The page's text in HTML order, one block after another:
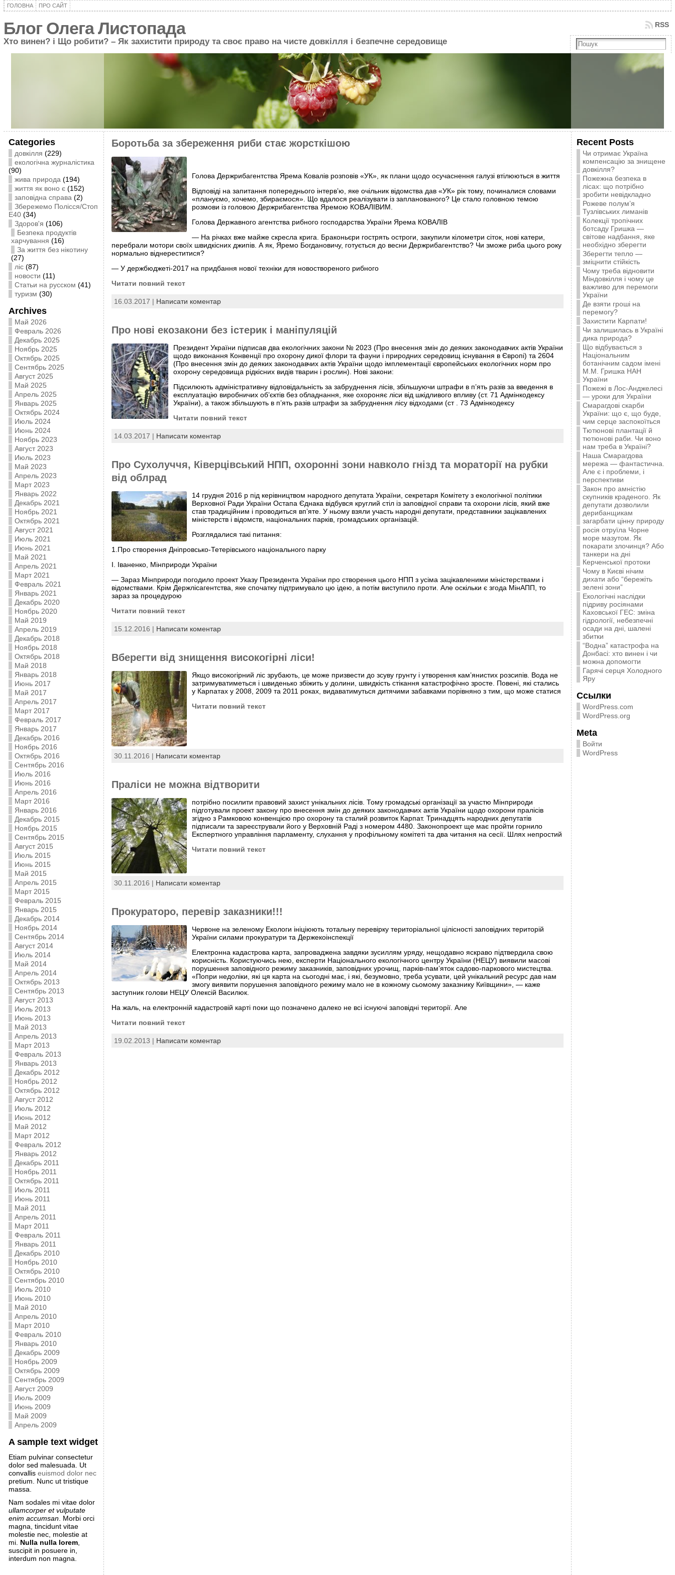
ГОЛОВНА ПРО САЙТ
Блог Олега Листопада
Хто винен? і Що робити? – Як захистити природу та своє право на чисте довкілля і безпечне середовище
RSS
Categories
довкілля (229)
екологічна журналістика
(90)
жива природа (194)
життя як воно є(152)
заповідна справа (2)
Збережемо Полісся/Стоп
Е40(34)
Здоров'я (106)
Безпека продуктів
харчування (16)
За життя без нікотину
(27)
ліс(87)
новости (11)
Статьи на русском (41)
туризм (30)
Archives
Май 2026
Февраль 2026
Декабрь 2025
Ноябрь 2025
Октябрь 2025
Сентябрь 2025
Август 2025
Май 2025
Апрель 2025
Январь 2025
Октябрь 2024
Июль 2024
Июнь 2024
Ноябрь 2023
Август 2023
Июль 2023
Май 2023
Апрель 2023
Март 2023
Январь 2022
Декабрь 2021
Ноябрь 2021
Октябрь 2021
Август 2021
Июль 2021
Июнь 2021
Май 2021
Апрель 2021
Март 2021
Февраль 2021
Январь 2021
Декабрь 2020
Ноябрь 2020
Май 2019
Апрель 2019
Декабрь 2018
Ноябрь 2018
Октябрь 2018
Май 2018
Январь 2018
Июнь 2017
Май 2017
Апрель 2017
Март 2017
Февраль 2017
Январь 2017
Декабрь 2016
Ноябрь 2016
Октябрь 2016
Сентябрь 2016
Июль 2016
Июнь 2016
Апрель 2016
Март 2016
Январь 2016
Декабрь 2015
Ноябрь 2015
Сентябрь 2015
Август 2015
Июль 2015
Июнь 2015
Май 2015
Апрель 2015
Март 2015
Февраль 2015
Январь 2015
Декабрь 2014
Ноябрь 2014
Сентябрь 2014
Август 2014
Июль 2014
Май 2014
Апрель 2014
Октябрь 2013
Сентябрь 2013
Август 2013
Июль 2013
Июнь 2013
Май 2013
Апрель 2013
Март 2013
Февраль 2013
Январь 2013
Декабрь 2012
Ноябрь 2012
Октябрь 2012
Август 2012
Июль 2012
Июнь 2012
Май 2012
Март 2012
Февраль 2012
Январь 2012
Декабрь 2011
Ноябрь 2011
Октябрь 2011
Июль 2011
Июнь 2011
Май 2011
Апрель 2011
Март 2011
Февраль 2011
Январь 2011
Декабрь 2010
Ноябрь 2010
Октябрь 2010
Сентябрь 2010
Июль 2010
Июнь 2010
Май 2010
Апрель 2010
Март 2010
Февраль 2010
Январь 2010
Декабрь 2009
Ноябрь 2009
Октябрь 2009
Сентябрь 2009
Август 2009
Июль 2009
Июнь 2009
Май 2009
Апрель 2009
A sample text widget
Etiam pulvinar consectetur
dolor sed malesuada. Ut
convallis euismod dolor nec
pretium. Nunc ut tristique
massa.
Nam sodales mi vitae dolor
ullamcorper et vulputate
enim accumsan. Morbi orci
magna, tincidunt vitae
molestie nec, molestie at
mi. Nulla nulla lorem,
suscipit in posuere in,
interdum non magna.
Боротьба за збереження риби стає жорсткішою
Голова Держрибагентства Ярема Ковалів розповів «УК», як плани щодо осучаснення галузі втілюються в життя
Відповіді на запитання попереднього інтерв’ю, яке очільник відомства дав «УК» рік тому, починалися словами
«плануємо, хочемо, збираємося». Що вдалося реалізувати із запланованого? Це стало головною темою
розмови із головою Держрибагентства Яремою КОВАЛІВИМ.
Голова Державного агентства рибного господарства України Ярема КОВАЛІВ
— На річках вже майже скресла крига. Браконьєри гострять остроги, закупили кілометри сіток, нові катери,
перебрали мотори своїх швидкісних джипів. А як, Яремо Богдановичу, готується до весни Держрибагентство? Чи зможе риба цього року
нормально віднереститися?
— У держбюджеті-2017 на придбання нової техніки для новоствореного рибного
Читати повний текст
16.03.2017 | Написати коментар
Про нові екозакони без істерик і маніпуляцій
Президент України підписав два екологічних закони № 2023 (Про внесення змін до деяких законодавчих актів України
щодо виконання Конвенції про охорону дикої флори та фауни і природних середовищ існування в Європі) та 2604
(Про внесення змін до деяких законодавчих актів України щодо імплементації європейських екологічних норм про
охорону середовища рідкісних видів тварин і рослин). Нові закони:
Підсилюють адміністративну відповідальність за забруднення лісів, збільшуючи штрафи в п’ять разів за введення в
експлуатацію виробничих об’єктів без обладнання, яке охороняє ліси від шкідливого впливу (ст. 71 Адмінкодексу
України), а також збільшують в п’ять разів штрафи за забруднення лісу відходами (ст . 73 Адмінкодексу
Читати повний текст
14.03.2017 | Написати коментар
Про Сухолуччя, Ківерцівський НПП, охоронні зони навколо гнізд та мораторії на рубки
від облрад
14 грудня 2016 р під керівництвом народного депутата України, секретаря Комітету з екологічної політики
Верховної Ради України Остапа Єднака відбувся круглий стіл із заповідної справи та охорони лісів, який вже
став традиційним і проводиться вп’яте. У ньому взяли участь народні депутати, представники зацікавлених
міністерств і відомств, національних парків, громадських організацій.
Розглядалися такі питання:
1.Про створення Дніпровсько-Тетерівського національного парку
І. Іваненко, Мінприроди України
— Зараз Мінприроди погодило проект Указу Президента України про створення цього НПП з усіма зацікавленими міністерствами і
відомствами. Крім Держлісагентства, яке спочатку підтримувало цю ідею, а потім виступило проти. Але оскільки є згода МінАПП, то
зараз за процедурою
Читати повний текст
15.12.2016 | Написати коментар
Вберегти від знищення високогірні ліси!
Якщо високогірний ліс зрубають, це може призвести до зсуву грунту і утворення кам’янистих розсипів. Вода не
затримуватиметься і швиденько збіжить у долини, швидкість стікання катастрофічно зросте. Повені, які стались
у Карпатах у 2008, 2009 та 2011 роках, видаватимуться дитячими забавками порівняно з тим, що може статися
Читати повний текст
30.11.2016 | Написати коментар
Праліси не можна відтворити
потрібно посилити правовий захист унікальних лісів. Тому громадські організації за участю Мінприроди
підготували проект закону про внесення змін до деяких законодавчих актів України щодо охорони пралісів
згідно з Рамковою конвенцією про охорону та сталий розвиток Карпат. Тринадцять народних депутатів
підписали та зареєстрували його у Верховній Раді з номером 4480. Законопроект ще має пройти горнило
Експертного управління парламенту, слухання у профільному комітеті та два читання на сесії. Шлях непростий
Читати повний текст
30.11.2016 | Написати коментар
Прокураторо, перевір заказники!!!
Червоне на зеленому Екологи ініціюють тотальну перевірку територіальної цілісності заповідних територій
України силами прокуратури та Держекоінспекції
Електронна кадастрова карта, запроваджена завдяки зусиллям уряду, нещодавно яскраво підтвердила свою
корисність. Користуючись нею, експерти Національного екологічного центру України (НЕЦУ) виявили масові
порушення заповідного режиму заказників, заповідних урочищ, парків-пам’яток садово-паркового мистецтва.
«Попри недоліки, які ця карта на сьогодні має, і які, безумовно, треба усувати, цей унікальний ресурс дав нам
змогу виявити порушення заповідного режиму мало не в кожному сьомому заказнику Київщини», — каже
заступник голови НЕЦУ Олексій Василюк.
На жаль, на електронній кадастровій карті поки що позначено далеко не всі існуючі заповідні території. Але
Читати повний текст
19.02.2013 | Написати коментар
Recent Posts
Чи отримає Україна
компенсацію за знищене
довкілля?
Пожежна безпека в
лісах: що потрібно
зробити невідкладно
Рожеве полум’я
Тузлівських лиманів
Колекції тропічних
ботсаду Гришка —
світове надбання, яке
необхідно зберегти
Зберегти тепло —
зміцнити стійкість
Чому треба відновити
Міндовкілля і чому це
важливо для перемоги
України
Де взяти гроші на
перемогу?
Захистити Карпати!
Чи залишилась в Україні
дика природа?
Що відбувається з
Національним
ботанічним садом імені
М.М. Гришка НАН
України
Пожежі в Лос-Анджелесі
— уроки для України
Смарагдові скарби
України: що є, що буде,
чим серце заспокоїться
Тютюнові плантації й
тютюнові раби. Чи воно
нам треба в Україні?
Наша Смарагдова
мережа — фантастична.
Але є і проблеми, і
перспективи
Закон про амністію
скупників краденого. Як
депутати дозволили
дерибанщикам
загарбати цінну природу
росія отруїла Чорне
море мазутом. Як
покарати злочинця? Або
танкери на дні
Керченської протоки
Чому в Києві нічим
дихати або “бережіть
зелені зони”
Екологічні наслідки
підриву росіянами
Каховської ГЕС: зміна
гідрології, небезпечні
осади на дні, шалені
збитки
“Водна” катастрофа на
Донбасі: хто винен і чи
можна допомогти
Гарячі серця Холодного
Яру
Ссылки
WordPress.com
WordPress.org
Meta
Войти
WordPress